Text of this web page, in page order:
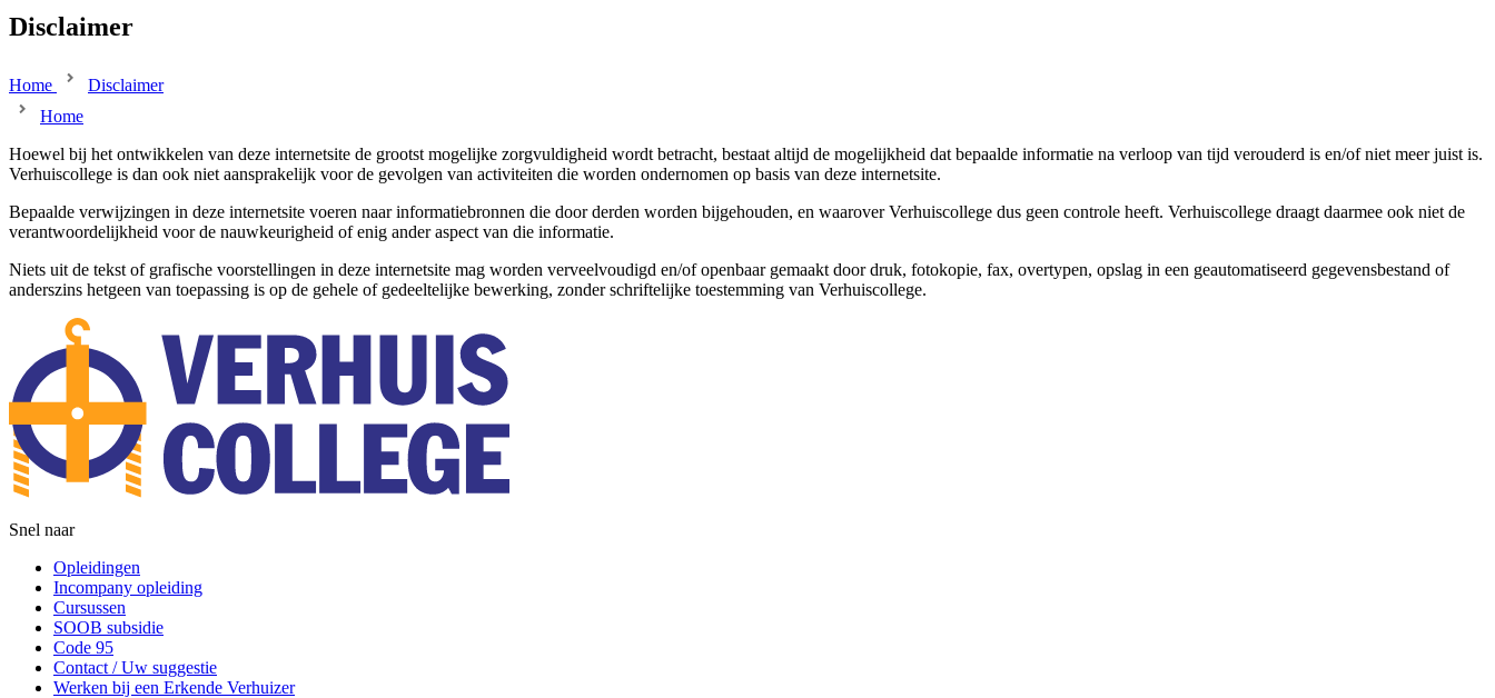
Disclaimer
Home
Disclaimer
Home
Hoewel bij het ontwikkelen van deze internetsite de grootst mogelijke zorgvuldigheid wordt betracht, bestaat altijd de mogelijkheid dat bepaalde informatie na verloop van tijd verouderd is en/of niet meer juist is.
Verhuiscollege is dan ook niet aansprakelijk voor de gevolgen van activiteiten die worden ondernomen op basis van deze internetsite.
Bepaalde verwijzingen in deze internetsite voeren naar informatiebronnen die door derden worden bijgehouden, en waarover Verhuiscollege dus geen controle heeft. Verhuiscollege draagt daarmee ook niet de
verantwoordelijkheid voor de nauwkeurigheid of enig ander aspect van die informatie.
Niets uit de tekst of grafische voorstellingen in deze internetsite mag worden verveelvoudigd en/of openbaar gemaakt door druk, fotokopie, fax, overtypen, opslag in een geautomatiseerd gegevensbestand of
anderszins hetgeen van toepassing is op de gehele of gedeeltelijke bewerking, zonder schriftelijke toestemming van Verhuiscollege.
Snel naar
Opleidingen
Incompany opleiding
Cursussen
SOOB subsidie
Code 95
Contact / Uw suggestie
Werken bij een Erkende Verhuizer